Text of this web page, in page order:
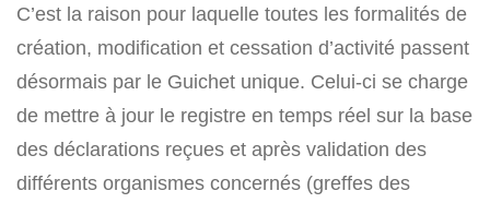
C’est la raison pour laquelle toutes les formalités de
création, modification et cessation d’activité passent
désormais par le Guichet unique. Celui-ci se charge
de mettre à jour le registre en temps réel sur la base
des déclarations reçues et après validation des
différents organismes concernés (greffes des